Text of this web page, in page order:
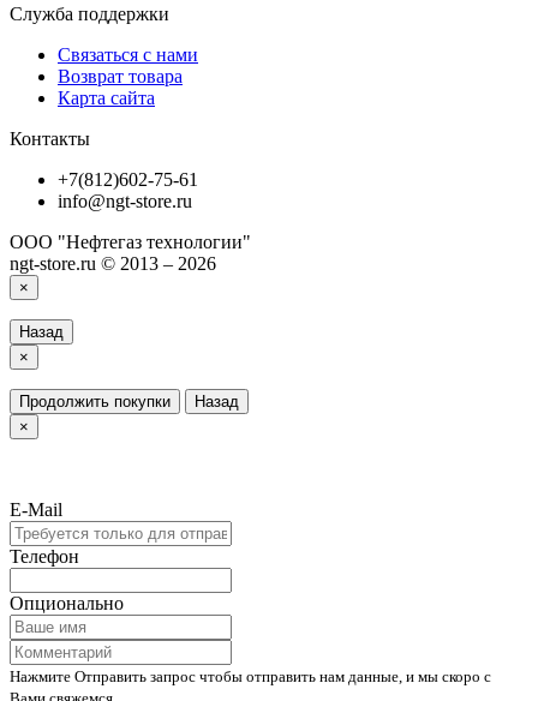
Служба поддержки
Связаться с нами
Возврат товара
Карта сайта
Контакты
+7(812)602-75-61
info@ngt-store.ru
ООО "Нефтегаз технологии"
ngt-store.ru © 2013 – 2026
×
Назад
×
Продолжить покупки
Назад
×
E-Mail
Телефон
Опционально
Нажмите Отправить запрос чтобы отправить нам данные, и мы скоро с